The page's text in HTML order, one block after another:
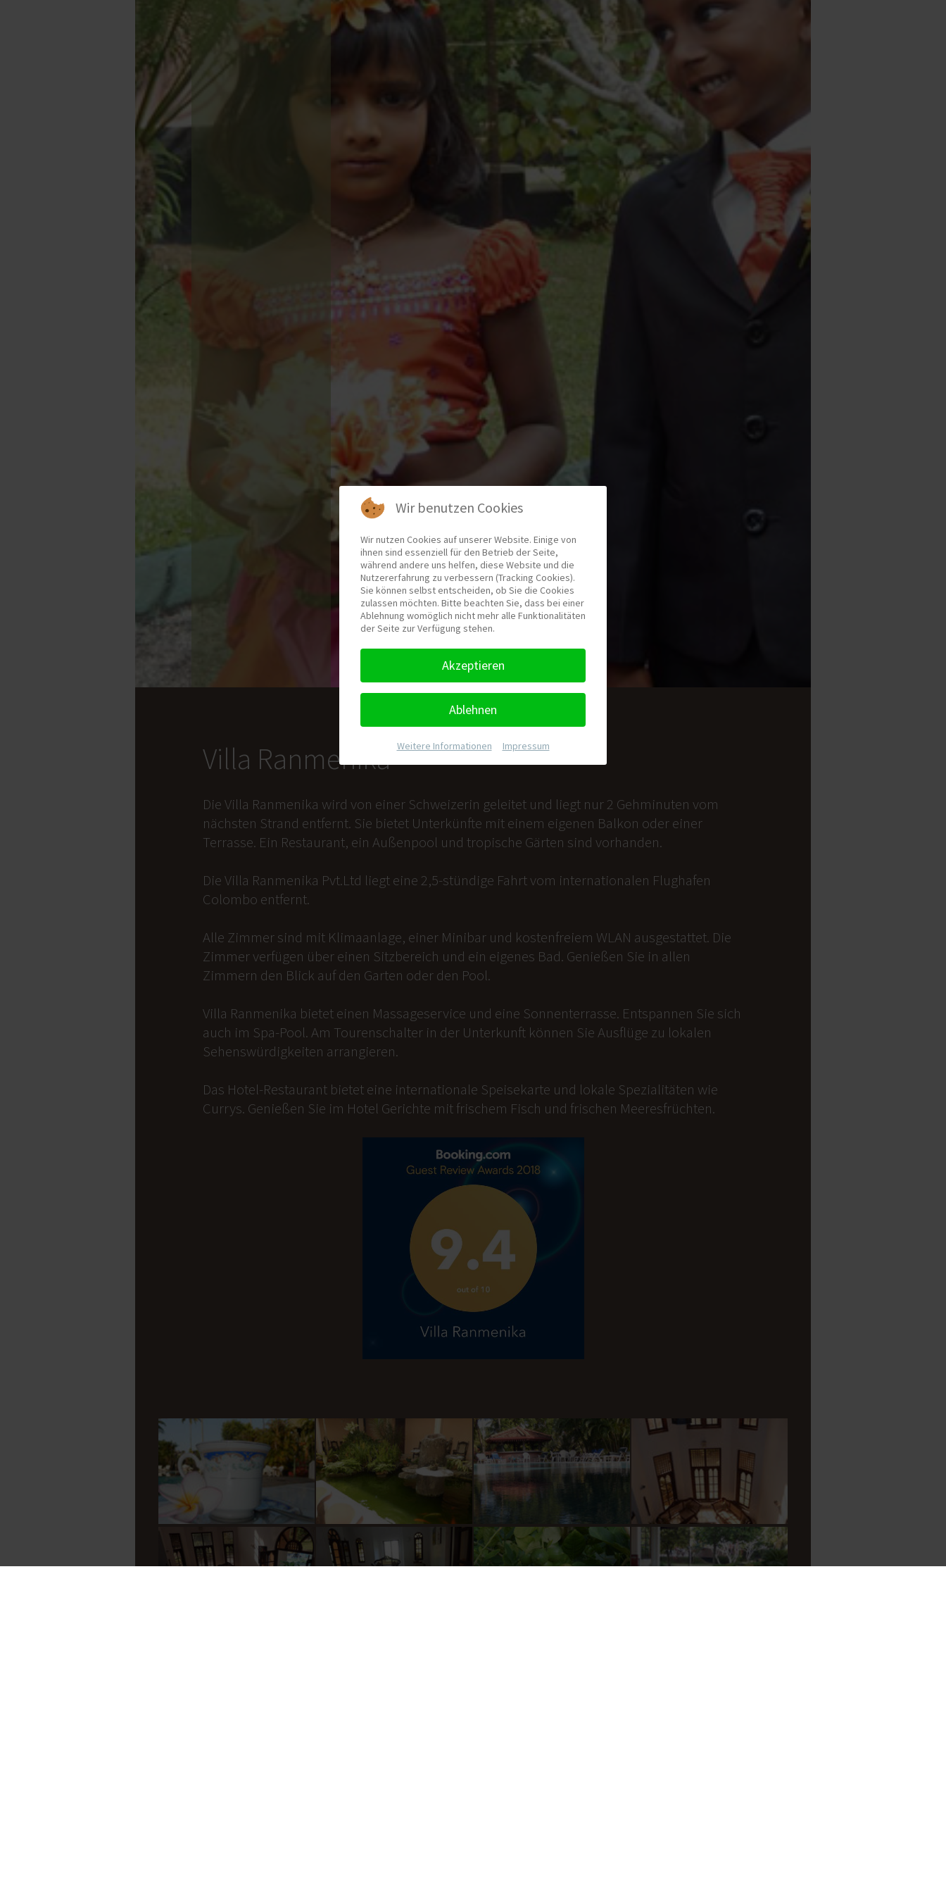
Villa Ranmenika
Die Villa Ranmenika wird von einer Schweizerin geleitet und liegt nur 2 Gehminuten vom
nächsten Strand entfernt. Sie bietet Unterkünfte mit einem eigenen Balkon oder einer
Terrasse. Ein Restaurant, ein Außenpool und tropische Gärten sind vorhanden.
Die Villa Ranmenika Pvt.Ltd liegt eine 2,5-stündige Fahrt vom internationalen Flughafen
Colombo entfernt.
Alle Zimmer sind mit Klimaanlage, einer Minibar und kostenfreiem WLAN ausgestattet. Die
Zimmer verfügen über einen Sitzbereich und ein eigenes Bad. Genießen Sie in allen
Zimmern den Blick auf den Garten oder den Pool.
Villa Ranmenika bietet einen Massageservice und eine Sonnenterrasse. Entspannen Sie sich
auch im Spa-Pool. Am Tourenschalter in der Unterkunft können Sie Ausflüge zu lokalen
Sehenswürdigkeiten arrangieren.
Das Hotel-Restaurant bietet eine internationale Speisekarte und lokale Spezialitäten wie
Currys. Genießen Sie im Hotel Gerichte mit frischem Fisch und frischen Meeresfrüchten.
Wir benutzen Cookies
Wir nutzen Cookies auf unserer Website. Einige von
ihnen sind essenziell für den Betrieb der Seite,
während andere uns helfen, diese Website und die
Nutzererfahrung zu verbessern (Tracking Cookies).
Sie können selbst entscheiden, ob Sie die Cookies
zulassen möchten. Bitte beachten Sie, dass bei einer
Ablehnung womöglich nicht mehr alle Funktionalitäten
der Seite zur Verfügung stehen.
Akzeptieren
Ablehnen
Weitere Informationen Impressum